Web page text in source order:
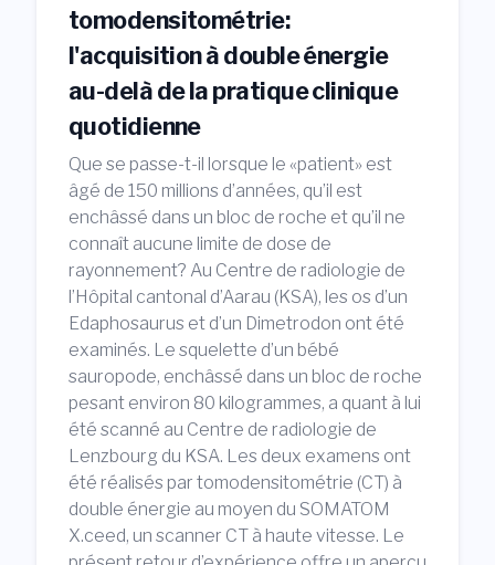
tomodensitométrie:
l'acquisition à double énergie
au-delà de la pratique clinique
quotidienne
Que se passe-t-il lorsque le «patient» est
âgé de 150 millions d’années, qu’il est
enchâssé dans un bloc de roche et qu’il ne
connaît aucune limite de dose de
rayonnement? Au Centre de radiologie de
l’Hôpital cantonal d’Aarau (KSA), les os d’un
Edaphosaurus et d’un Dimetrodon ont été
examinés. Le squelette d’un bébé
sauropode, enchâssé dans un bloc de roche
pesant environ 80 kilogrammes, a quant à lui
été scanné au Centre de radiologie de
Lenzbourg du KSA. Les deux examens ont
été réalisés par tomodensitométrie (CT) à
double énergie au moyen du SOMATOM
X.ceed, un scanner CT à haute vitesse. Le